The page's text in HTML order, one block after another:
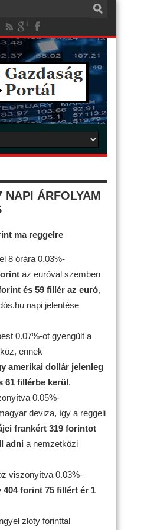
NAPI ÁRFOLYAM
ma reggelre
8 órára 0.03%-
az euróval szemben
és 59 fillér az euró,
napi jelentése
0.07%-ot gyengült a
ennek
amerikai dollár jelenleg
61 fillérbe kerül.
0.05%-
deviza, így a reggeli
frankért 319 forintot
adni a nemzetközi
viszonyítva 0.03%-
404 forint 75 fillért ér 1
zloty forinttal